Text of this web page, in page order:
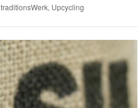
traditionsWerk, Upcycling